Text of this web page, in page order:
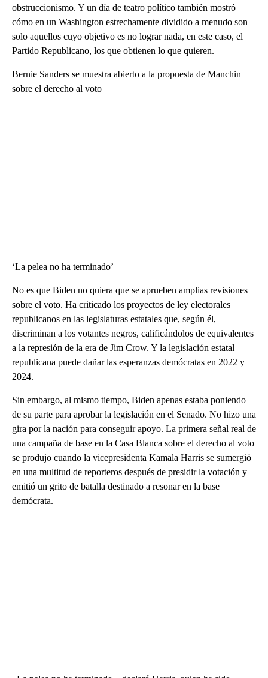
obstruccionismo. Y un día de teatro político también mostró
cómo en un Washington estrechamente dividido a menudo son
solo aquellos cuyo objetivo es no lograr nada, en este caso, el
Partido Republicano, los que obtienen lo que quieren.
Bernie Sanders se muestra abierto a la propuesta de Manchin
sobre el derecho al voto
‘La pelea no ha terminado’
No es que Biden no quiera que se aprueben amplias revisiones
sobre el voto. Ha criticado los proyectos de ley electorales
republicanos en las legislaturas estatales que, según él,
discriminan a los votantes negros, calificándolos de equivalentes
a la represión de la era de Jim Crow. Y la legislación estatal
republicana puede dañar las esperanzas demócratas en 2022 y
2024.
Sin embargo, al mismo tiempo, Biden apenas estaba poniendo
de su parte para aprobar la legislación en el Senado. No hizo una
gira por la nación para conseguir apoyo. La primera señal real de
una campaña de base en la Casa Blanca sobre el derecho al voto
se produjo cuando la vicepresidenta Kamala Harris se sumergió
en una multitud de reporteros después de presidir la votación y
emitió un grito de batalla destinado a resonar en la base
demócrata.